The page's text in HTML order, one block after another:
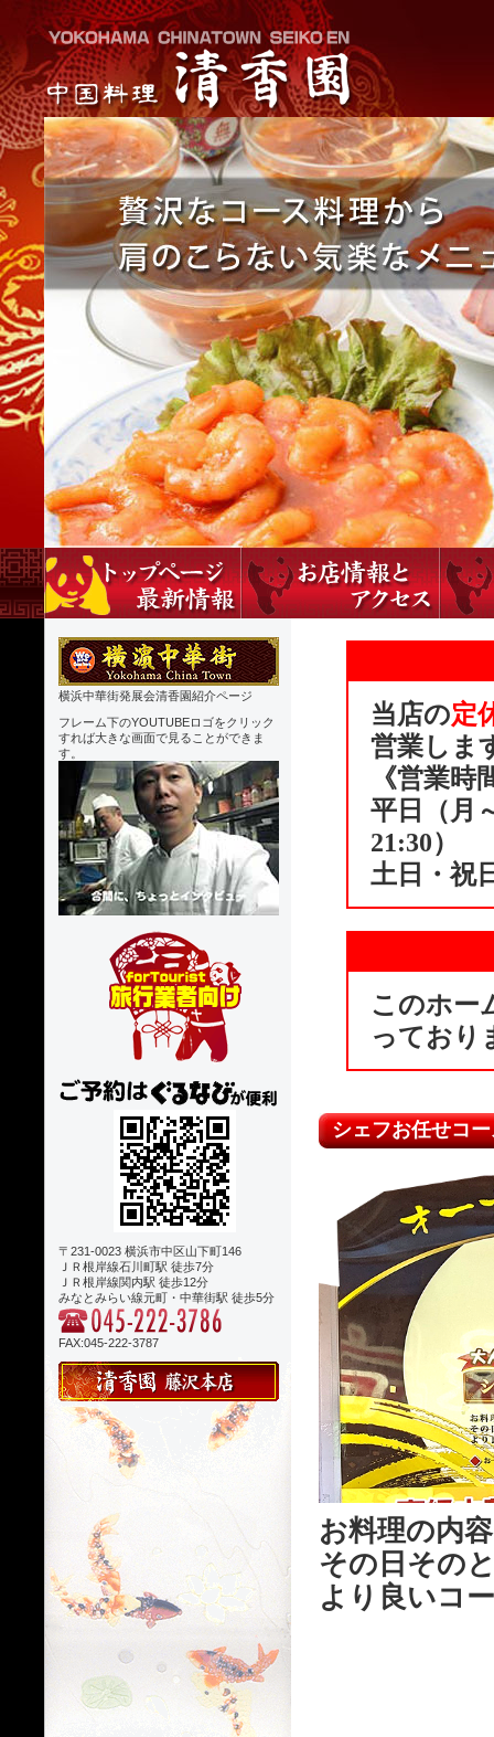
横浜中華街発展会清香園紹介ページ
フレーム下のYOUTUBEロゴをクリック
すれば大きな画面で見ることができま
す。
〒231-0023 横浜市中区山下町146
ＪＲ根岸線石川町駅 徒歩7分
ＪＲ根岸線関内駅 徒歩12分
みなとみらい線元町・中華街駅 徒歩5分
FAX:045-222-3787
当店の定
営業しま
《営業時
平日（月
21:30）
土日・祝
このホー
っており
シェフお任せコ
お料理の内
その日その
より良いコ